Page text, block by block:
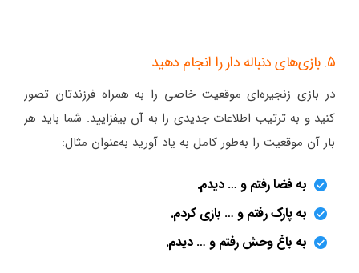
5. بازی‌های دنباله دار را انجام دهید
در بازی زنجیره‌ای موقعیت خاصی را به همراه فرزندتان تصور
کنید و به ترتیب اطلاعات جدیدی را به آن بیفزایید. شما باید هر
بار آن موقعیت را به‌طور کامل به یاد آورید به‌عنوان مثال:
به فضا رفتم و ‌… دیدم.
به پارک رفتم و … بازی کردم.
به باغ وحش رفتم و … دیدم.